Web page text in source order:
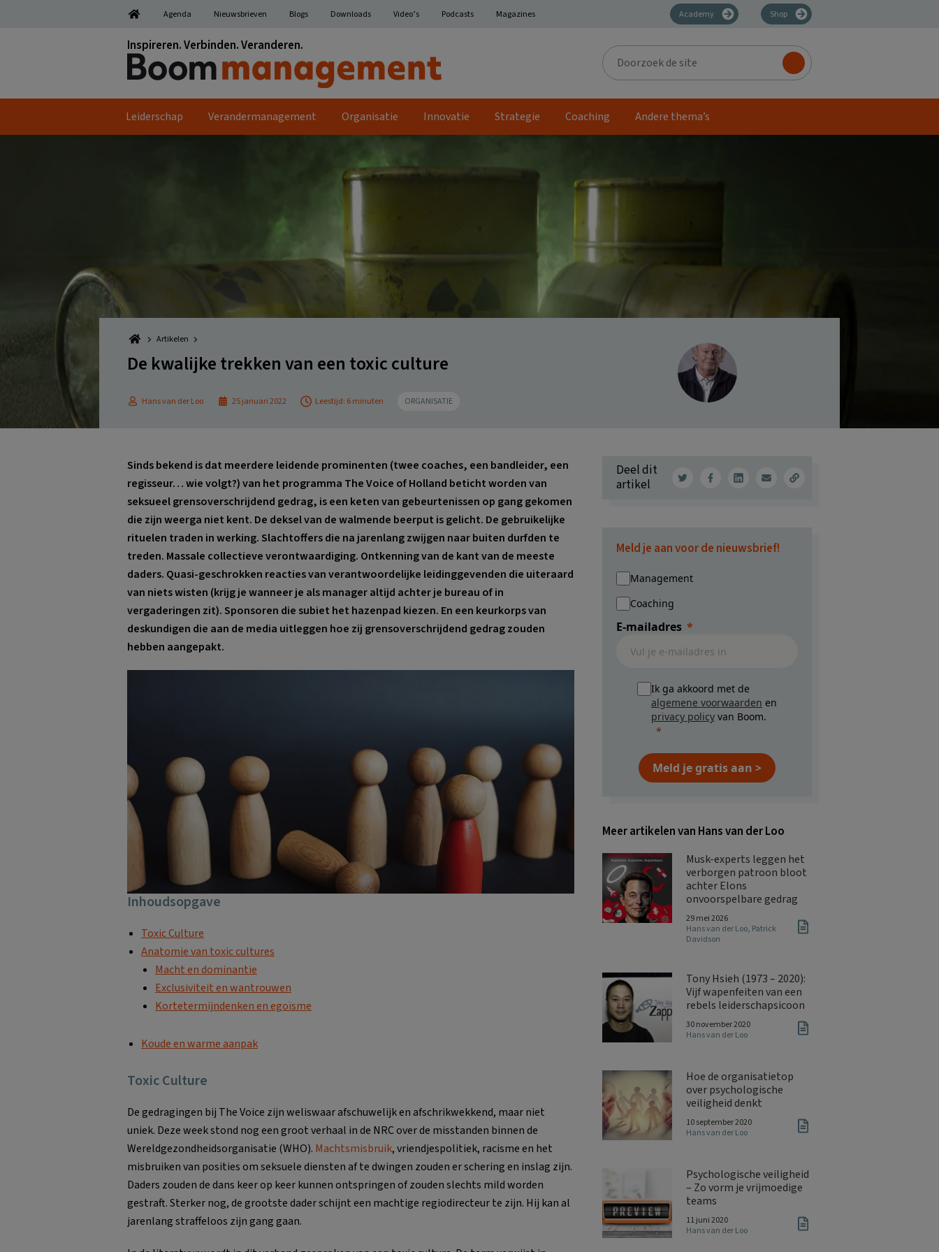
Agenda Nieuwsbrieven Blogs Downloads Video’s Podcasts Magazines Academy Shop
Inspireren. Verbinden. Veranderen.
Doorzoek
de
site
Leiderschap Verandermanagement Organisatie Innovatie Strategie Coaching Andere thema’s
Artikelen
De kwalijke trekken van een toxic culture
Hans van der Loo 25 januari 2022 Leestijd: 6 minuten ORGANISATIE
Sinds bekend is dat meerdere leidende prominenten (twee coaches, een bandleider, een
regisseur… wie volgt?) van het programma The Voice of Holland beticht worden van
seksueel grensoverschrijdend gedrag, is een keten van gebeurtenissen op gang gekomen
die zijn weerga niet kent. De deksel van de walmende beerput is gelicht. De gebruikelijke
rituelen traden in werking. Slachtoffers die na jarenlang zwijgen naar buiten durfden te
treden. Massale collectieve verontwaardiging. Ontkenning van de kant van de meeste
daders. Quasi-geschrokken reacties van verantwoordelijke leidinggevenden die uiteraard
van niets wisten (krijg je wanneer je als manager altijd achter je bureau of in
vergaderingen zit). Sponsoren die subiet het hazenpad kiezen. En een keurkorps van
deskundigen die aan de media uitleggen hoe zij grensoverschrijdend gedrag zouden
hebben aangepakt.
Inhoudsopgave
Toxic Culture
Anatomie van toxic cultures
Macht en dominantie
Exclusiviteit en wantrouwen
Kortetermijndenken en egoïsme
Koude en warme aanpak
Toxic Culture
De gedragingen bij The Voice zijn weliswaar afschuwelijk en afschrikwekkend, maar niet
uniek. Deze week stond nog een groot verhaal in de NRC over de misstanden binnen de
Wereldgezondheidsorganisatie (WHO). Machtsmisbruik, vriendjespolitiek, racisme en het
misbruiken van posities om seksuele diensten af te dwingen zouden er schering en inslag zijn.
Daders zouden de dans keer op keer kunnen ontspringen of zouden slechts mild worden
gestraft. Sterker nog, de grootste dader schijnt een machtige regiodirecteur te zijn. Hij kan al
jarenlang straffeloos zijn gang gaan.
Deel dit
artikel
Meld je aan voor de nieuwsbrief!
Management
Coaching
E-mailadres
Ik ga akkoord met de
algemene voorwaarden en
privacy policy van Boom.
Meld je gratis aan >
Meer artikelen van Hans van der Loo
Musk-experts leggen het
verborgen patroon bloot
achter Elons
onvoorspelbare gedrag
29 mei 2026
Hans van der Loo, Patrick
Davidson
Tony Hsieh (1973 – 2020):
Vijf wapenfeiten van een
rebels leiderschapsicoon
30 november 2020
Hans van der Loo
Hoe de organisatietop
over psychologische
veiligheid denkt
10 september 2020
Hans van der Loo
Psychologische veiligheid
– Zo vorm je vrijmoedige
teams
11 juni 2020
Hans van der Loo